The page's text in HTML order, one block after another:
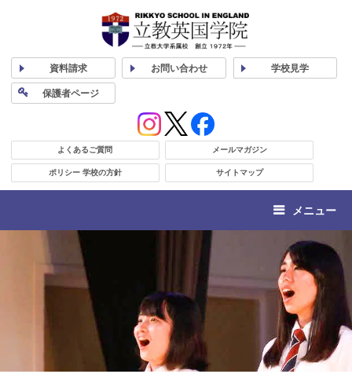
資料請求 お問い合わせ 学校見学
保護者ページ
よくあるご質問 メールマガジン
ポリシー 学校の方針 サイトマップ
メニュー